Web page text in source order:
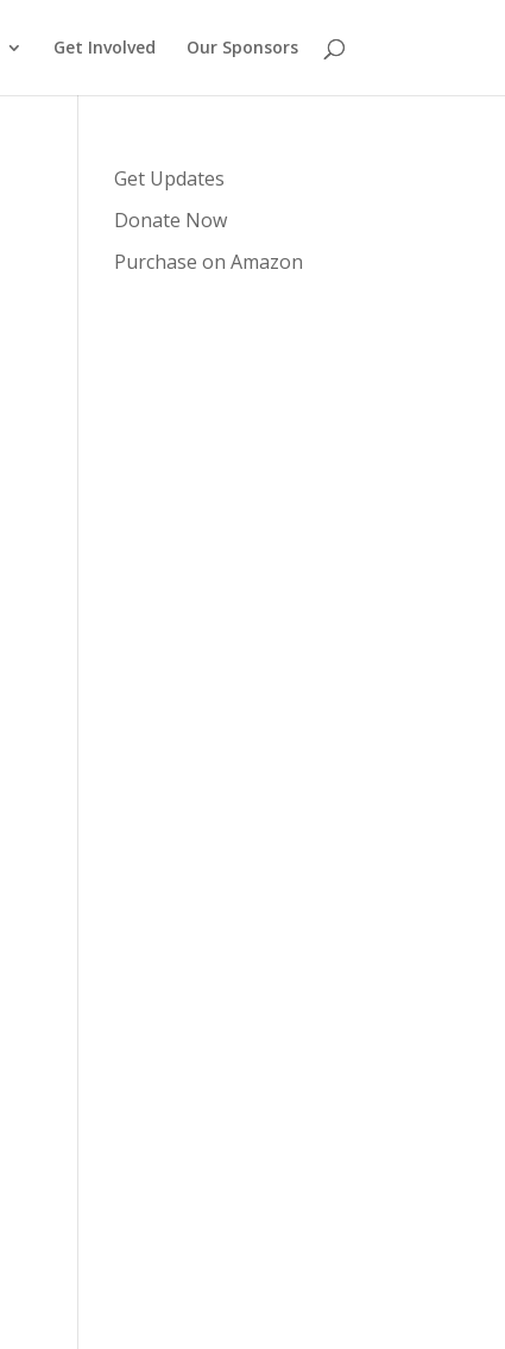
Get Involved Our Sponsors
Get Updates
Donate Now
Purchase on Amazon